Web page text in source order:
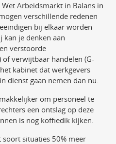
Arbeidsmarkt in Balans in
verschillende redenen
bij elkaar worden
kan je denken aan
verstoorde
verwijtbaar handelen (G-
kabinet dat werkgevers
dienst gaan nemen dan nu.
om personeel te
een ontslag op deze
is nog koffiedik kijken.
situaties 50% meer